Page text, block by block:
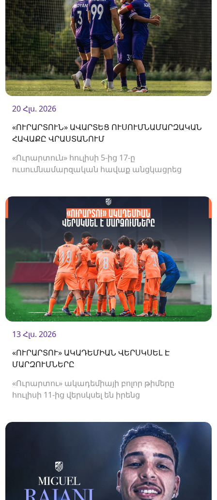
20 Հլս. 2026
«ՈՒՐԱՐՏՈՒՆ» ԱՎԱՐՏԵՑ ՈՒՍՈՒՄՆԱՄԱՐԶԱԿԱՆ
ՀԱՎԱՔԸ ՎՐԱՍՏԱՆՈՒՄ
«Ուրարտուն» հուլիսի 5-ից 17-ը
ուսումնամարզական հավաք անցկացրեց
13 Հլս. 2026
«ՈՒՐԱՐՏՈՒ» ԱԿԱԴԵՄԻԱՆ ՎԵՐՍԿՍԵԼ Է
ՄԱՐԶՈՒՄՆԵՐԸ
«Ուրարտու» ակադեմիայի բոլոր թիմերը
հուլիսի 11-ից վերսկսել են իրենց